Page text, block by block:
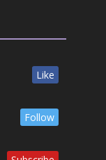
Like
Follow